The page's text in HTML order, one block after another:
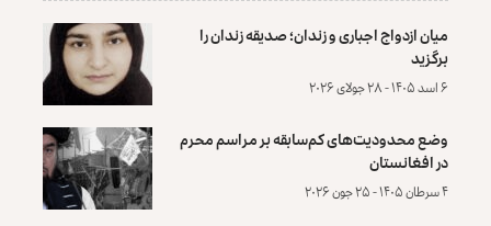
میان ازدواج اجباری و زندان؛ صدیقه زندان را
برگزید
۶ اسد ۱۴۰۵ - ۲۸ جولای ۲۰۲۶
وضع محدودیت‌های کم‌سابقه بر مراسم محرم
در افغانستان
۴ سرطان ۱۴۰۵ - ۲۵ جون ۲۰۲۶